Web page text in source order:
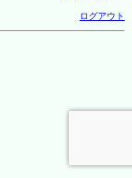
ログアウト